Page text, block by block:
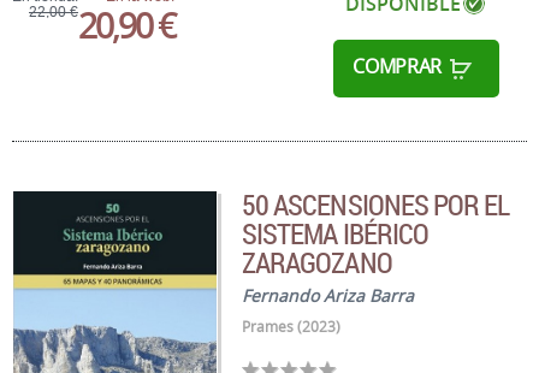
22,00 €20,90 €
COMPRAR
50 ASCENSIONES POR EL
SISTEMA IBÉRICO
ZARAGOZANO
Fernando Ariza Barra
Prames (2023)